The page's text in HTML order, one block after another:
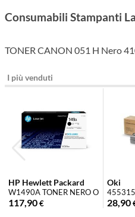
Consumabili Stampanti
TONER CANON 051 H Nero
I più venduti
HP Hewlett Packard
W1490A TONER NERO
117,90€
Oki
28,90